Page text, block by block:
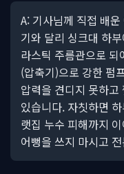
A: 기사님께 직접 배
기와 달리 싱크대 하
라스틱 주름관으로
(압축기)으로 강한 펌
압력을 견디지 못하
있습니다. 자칫하면
랫집 누수 피해까지
어뻥을 쓰지 마시고